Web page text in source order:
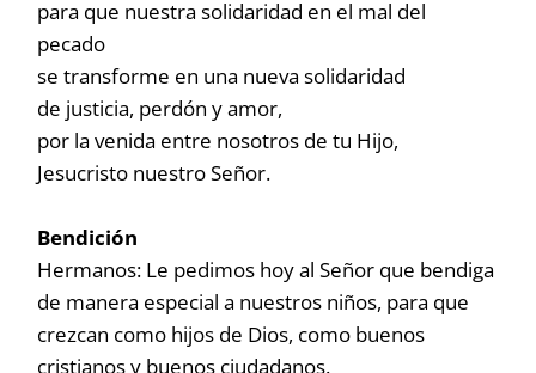
para que nuestra solidaridad en el mal del
pecado
se transforme en una nueva solidaridad
de justicia, perdón y amor,
por la venida entre nosotros de tu Hijo,
Jesucristo nuestro Señor.
Bendición
Hermanos: Le pedimos hoy al Señor que bendiga
de manera especial a nuestros niños, para que
crezcan como hijos de Dios, como buenos
cristianos y buenos ciudadanos.